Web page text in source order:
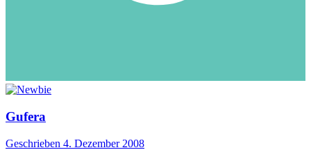
Gufera
Geschrieben 4. Dezember 2008